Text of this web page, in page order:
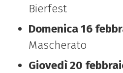
Bierfest
Domenica 16
Mascherato
Giovedì 20